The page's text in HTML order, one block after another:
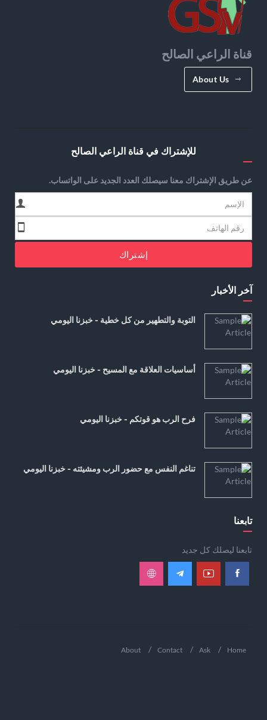
قناة الراعي الصالح
About Us
للإشتراك في قناة الراعي الصالح
عن طريق الإشتراك معنا سيصلك العدد الجديد على الواتساب.
إشتراك
آخر الأخبار
التوبة والتطهير من كل خطية - خبزنا اليومي
أساسيات العلاقة مع المسيح - خبزنا اليومي
فرح الرب هو قوتكم - خبزنا اليومي
تناغم النفس مع حضور الرب ومشيئته - خبزنا اليومي
تابعنا
تابعنا ليصلك كل جديد
Home
Ask
Contact
About